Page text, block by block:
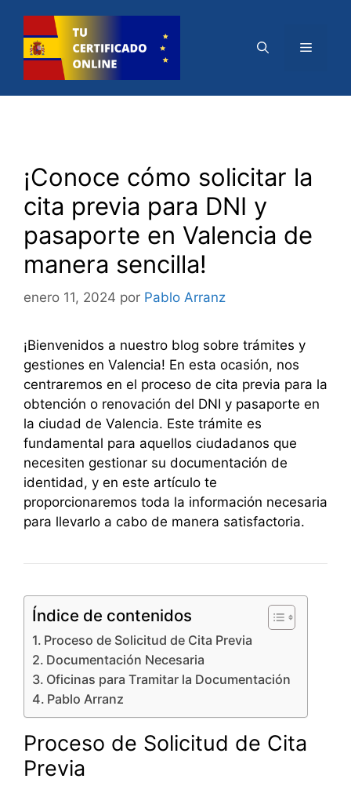
contenido
Menú
¡Conoce cómo solicitar la
cita previa para DNI y
pasaporte en Valencia de
manera sencilla!
enero 11, 2024 por Pablo Arranz
¡Bienvenidos a nuestro blog sobre trámites y
gestiones en Valencia! En esta ocasión, nos
centraremos en el proceso de cita previa para la
obtención o renovación del DNI y pasaporte en
la ciudad de Valencia. Este trámite es
fundamental para aquellos ciudadanos que
necesiten gestionar su documentación de
identidad, y en este artículo te
proporcionaremos toda la información necesaria
para llevarlo a cabo de manera satisfactoria.
Índice de contenidos
Proceso de Solicitud de Cita Previa
Documentación Necesaria
Oficinas para Tramitar la Documentación
Pablo Arranz
Proceso de Solicitud de Cita
Previa